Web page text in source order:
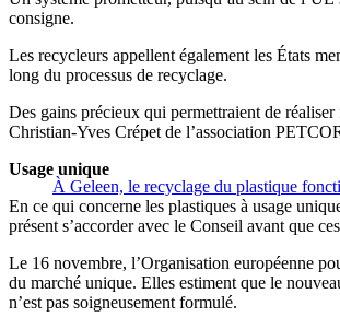
consigne.
Les recycleurs appellent également les États
long du processus de recyclage.
Des gains précieux qui permettraient de
Christian-Yves Crépet de l’association
À Geleen, le recyclage du plastique
Usage unique
En ce qui concerne les plastiques à usage
présent s’accorder avec le Conseil avant que
Le 16 novembre, l’Organisation européenne
du marché unique. Elles estiment que le
n’est pas soigneusement formulé.